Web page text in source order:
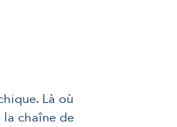
Là où
la chaîne de